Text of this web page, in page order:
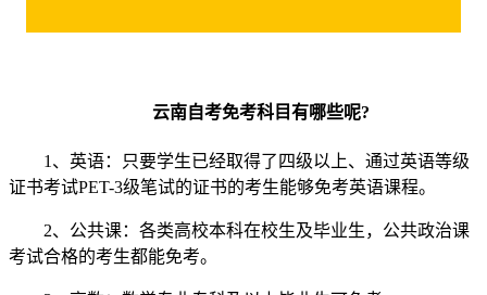
​云南自考免考科目有哪些呢?
1、英语：只要学生已经取得了四级以上、通过英语等级
证书考试PET-3级笔试的证书的考生能够免考英语课程。
2、公共课：各类高校本科在校生及毕业生，公共政治课
考试合格的考生都能免考。